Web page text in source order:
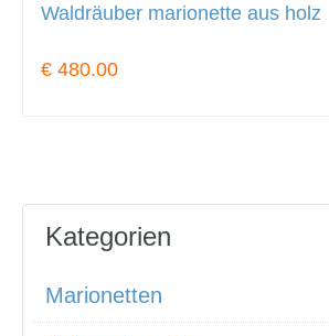
Waldräuber marionette aus holz
€ 480.00
Kategorien
Marionetten